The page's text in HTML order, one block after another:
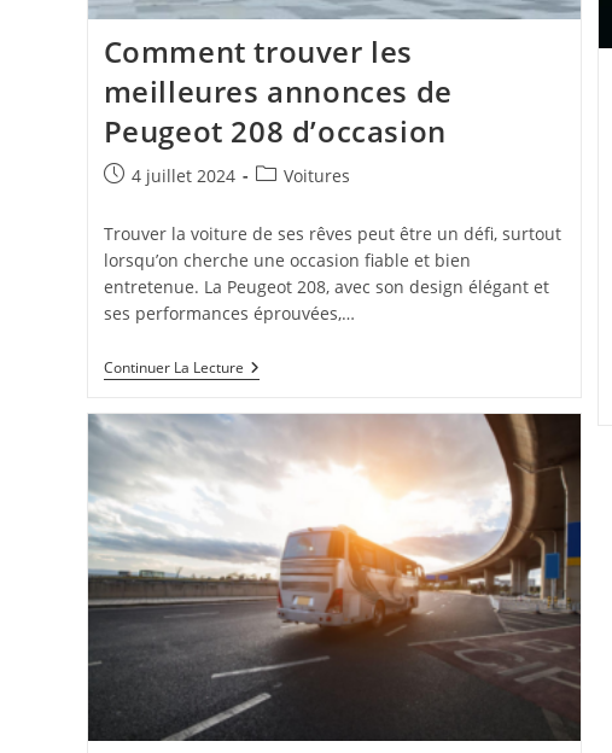
Comment trouver les
meilleures annonces de
Peugeot 208 d’occasion
Publication
4 juillet 2024
PostVoitures
Trouver la voiture de ses rêves peut être un défi, surtout
lorsqu’on cherche une occasion fiable et bien
entretenue. La Peugeot 208, avec son design élégant et
ses performances éprouvées,…
Continuer La LectureComment
Trouver
Meilleures
De
Peugeot
D’occasion